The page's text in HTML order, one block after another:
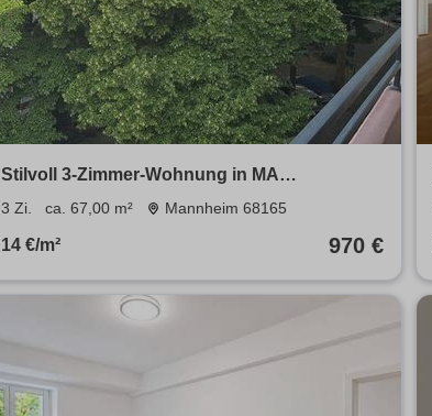
Stilvoll 3-Zimmer-Wohnung in MA
Schwetzingervorstadt
3 Zi. ca. 67,00 m² Mannheim 68165
14 €/m² 970 €